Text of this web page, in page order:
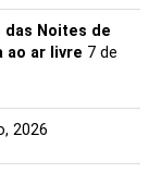
Ubuntu Fest, o
com
iniciativas que
e a
Instituto Padre
das Noites de
ao ar livre 7 de
2026